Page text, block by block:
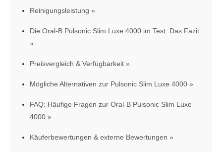
Reinigungsleistung
Die Oral-B Pulsonic Slim Luxe 4000 im Test: Das Fazit
Preisvergleich & Verfügbarkeit
Mögliche Alternativen zur Pulsonic Slim Luxe 4000
FAQ: Häufige Fragen zur Oral-B Pulsonic Slim Luxe
4000
Käuferbewertungen & externe Bewertungen